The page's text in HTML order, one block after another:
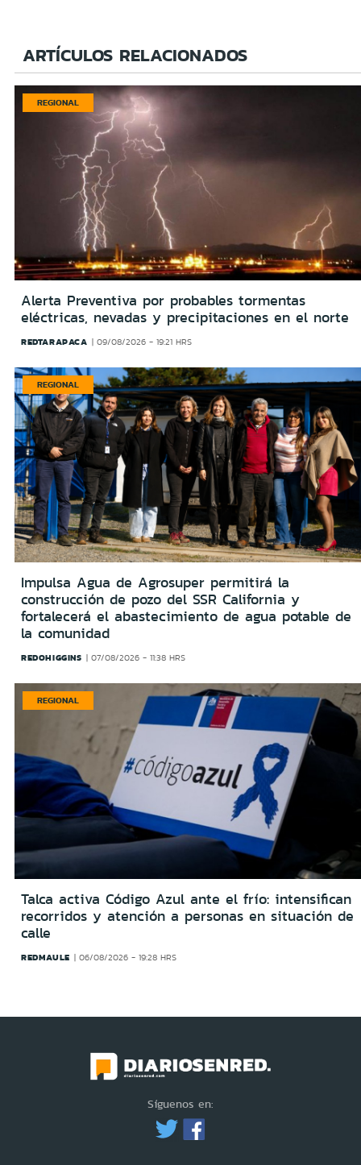
ARTÍCULOS RELACIONADOS
REGIONAL
Alerta Preventiva por probables tormentas
eléctricas, nevadas y precipitaciones en el norte
REDTARAPACA 09/08/2026 - 19:21 HRS
REGIONAL
Impulsa Agua de Agrosuper permitirá la
construcción de pozo del SSR California y
fortalecerá el abastecimiento de agua potable de
la comunidad
REDOHIGGINS 07/08/2026 - 11:38 HRS
REGIONAL
Talca activa Código Azul ante el frío: intensifican
recorridos y atención a personas en situación de
calle
REDMAULE 06/08/2026 - 19:28 HRS
Síguenos en: